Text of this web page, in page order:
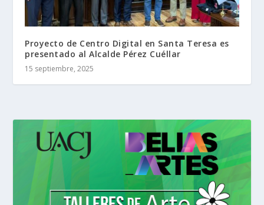
Proyecto de Centro Digital en Santa Teresa es
presentado al Alcalde Pérez Cuéllar
15 septiembre, 2025